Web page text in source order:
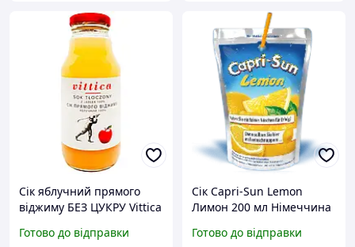
Сік яблучний прямого
віджиму БЕЗ ЦУКРУ Vittica
Готово до відправки
Сік Capri-Sun Lemon
Лимон 200 мл Німеччина
Готово до відправки